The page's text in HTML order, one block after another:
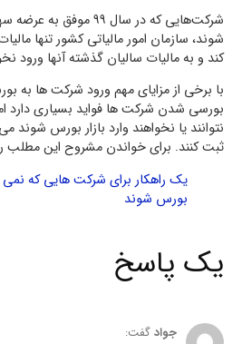
شرکت‌هایی که در سال ۹۹
شوند، سازمان امور مالیاتی کشور تنها
کند و به مالیات سالیان گذشته آنها ورود
با برخی از مزایای مهم ورود شرکت ها به
بورسی شدن شرکت ها فواید بسیاری دارد
نتوانند یا نخواهند وارد بازار بورس شوند
ثبت کنند. برای خواندن مشروح این مطلب
یک راهکار برای شرکت هایی که نمی
بورس شوند
یک پاسخ
جوادگفت: